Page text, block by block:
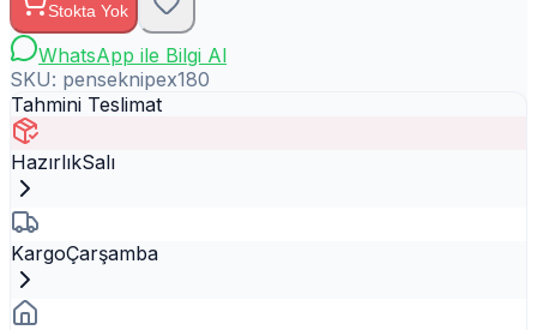
Stokta Yok
WhatsApp ile Bilgi Al
SKU: penseknipex180
Tahmini Teslimat
HazırlıkSalı
KargoÇarşamba